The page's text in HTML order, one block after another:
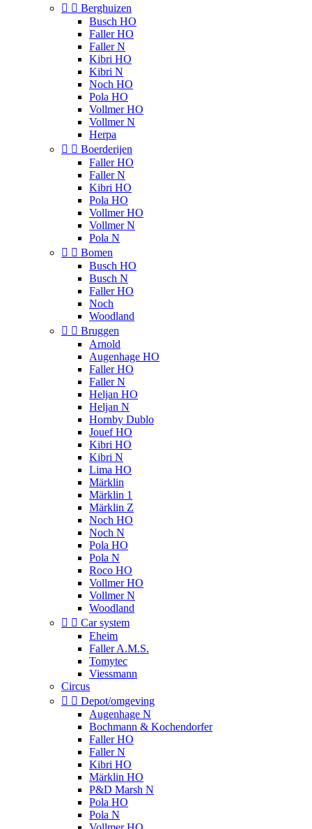
  Berghuizen
Busch HO
Faller HO
Faller N
Kibri HO
Kibri N
Noch HO
Pola HO
Vollmer HO
Vollmer N
Herpa
  Boerderijen
Faller HO
Faller N
Kibri HO
Pola HO
Vollmer HO
Vollmer N
Pola N
  Bomen
Busch HO
Busch N
Faller HO
Noch
Woodland
  Bruggen
Arnold
Augenhage HO
Faller HO
Faller N
Heljan HO
Heljan N
Hornby Dublo
Jouef HO
Kibri HO
Kibri N
Lima HO
Märklin
Märklin 1
Märklin Z
Noch HO
Noch N
Pola HO
Pola N
Roco HO
Vollmer HO
Vollmer N
Woodland
  Car system
Eheim
Faller A.M.S.
Tomytec
Viessmann
Circus
  Depot/omgeving
Augenhage N
Bochmann & Kochendorfer
Faller HO
Faller N
Kibri HO
Märklin HO
P&D Marsh N
Pola HO
Pola N